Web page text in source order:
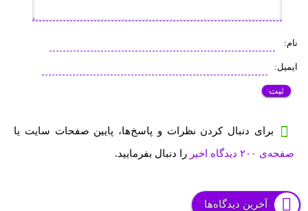
نام:
ایمیل:
برای دنبال کردن نظرات و پاسخ‌ها، پایین صفحات سایت یا
صفحه‌ی ۲۰۰ دیدگاه اخیر را دنبال بفرمایید.
آخرین دیدگاه‌ها